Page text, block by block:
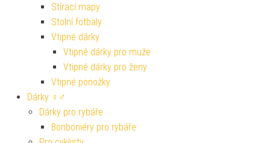
Stírací mapy
Stolní fotbaly
Vtipné dárky
Vtipné dárky pro muže
Vtipné dárky pro ženy
Vtipné ponožky
Dárky ♀♂
Dárky pro rybáře
Bonboniéry pro rybáře